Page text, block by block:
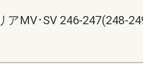
アMV･SV 246-247(248-